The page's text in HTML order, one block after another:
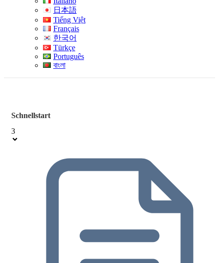
日本語
Tiếng Việt
Français
한국어
Türkçe
Português
বাংলা
Schnellstart
3